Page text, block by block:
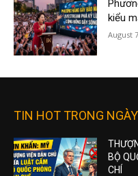
kiểu
August
TIN HOT TRONG NGÀY
BỘ
CHÍ